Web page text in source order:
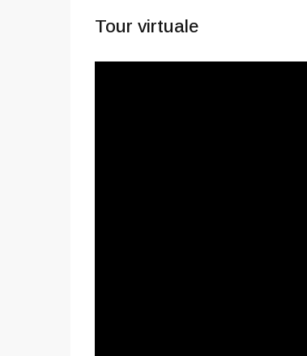
Tour virtuale